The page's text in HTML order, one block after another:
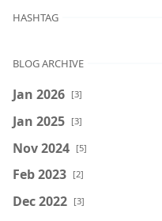
HASHTAG
BLOG ARCHIVE
Jan 2026 [3]
Jan 2025 [3]
Nov 2024 [5]
Feb 2023 [2]
Dec 2022 [3]